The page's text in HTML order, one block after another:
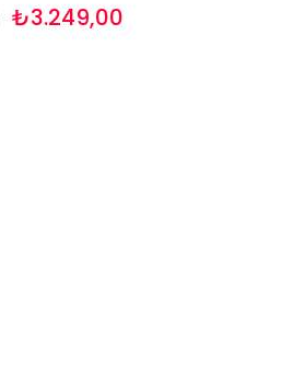
₺3.249,00